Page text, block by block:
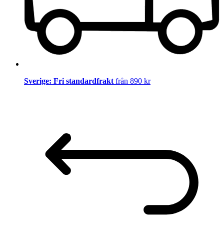
Sverige: Fri standardfrakt från 890 kr